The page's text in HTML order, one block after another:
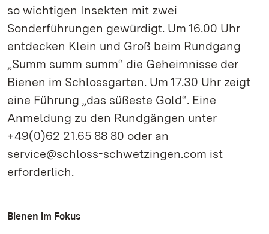
so wichtigen Insekten mit zwei
Sonderführungen gewürdigt. Um 16.00 Uhr
entdecken Klein und Groß beim Rundgang
„Summ summ summ“ die Geheimnisse der
Bienen im Schlossgarten. Um 17.30 Uhr zeigt
eine Führung „das süßeste Gold“. Eine
Anmeldung zu den Rundgängen unter
+49(0)62 21.65 88 80 oder an
service@schloss-schwetzingen.com ist
erforderlich.
Bienen im Fokus